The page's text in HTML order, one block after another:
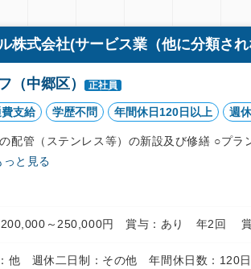
株式会社(サービス業（他に分類さ
（中郷区） 正社員
支給 学歴不問 年間休日120日以上 週
配管（ステンレス等）の新設及び修繕 ○プ
っと見る
200,000～250,000円 賞与：あり 年2回 賞
他 週休二日制：その他 年間休日数：120日